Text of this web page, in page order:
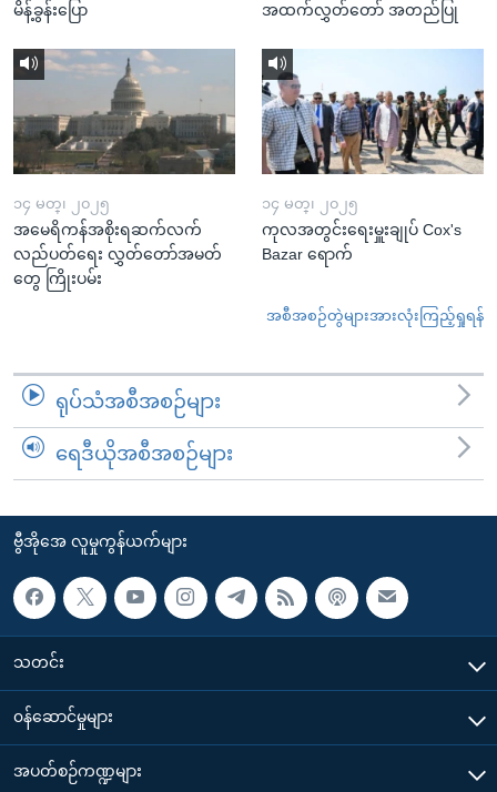
မိန့်ခွန်းပြော
အထက်လွှတ်တော် အတည်ပြု
၁၄ မတ္၊ ၂၀၂၅
အမေရိကန်အစိုးရဆက်လက်
လည်ပတ်ရေး လွှတ်တော်အမတ်
တွေ ကြိုးပမ်း
၁၄ မတ္၊ ၂၀၂၅
ကုလအတွင်းရေးမှူးချုပ် Cox's
Bazar ရောက်
အစီအစဉ်တွဲများအားလုံးကြည့်ရှုရန်
ရုပ်သံအစီအစဉ်များ
ရေဒီယိုအစီအစဉ်များ
ဗွီအိုအေ လူမှုကွန်ယက်များ
သတင်း
၀န်ဆောင်မှုများ
အပတ်စဉ်ကဏ္ဍများ